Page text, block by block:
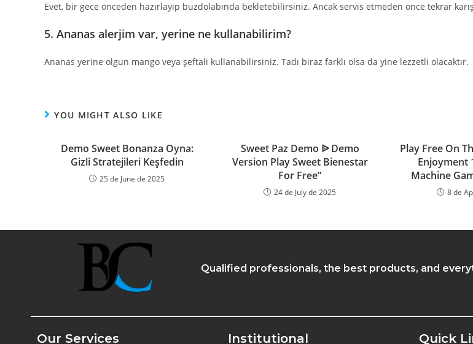
Evet, bir gece önceden hazırlayıp buzdolabında bekletebilirsiniz. Ancak servis etmeden önce tekrar
5. Ananas alerjim var, yerine ne kullanabilirim?
Ananas yerine olgun mango veya şeftali kullanabilirsiniz. Tadı biraz farklı olsa da yine lezzetli olacaktır.
YOU MIGHT ALSO LIKE
Demo Sweet Bonanza Oyna:
Gizli Stratejileri Keşfedin
25 de June de 2025
Sweet Paz Demo ᐉ Demo
Version Play Sweet Bienestar
For Free”
24 de July de 2025
Play Free On
Enjoyment
Machine
8 de
Qualified professionals, the best products, and
Our Services Institutional Quick